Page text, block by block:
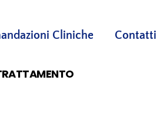
Cliniche Contatti